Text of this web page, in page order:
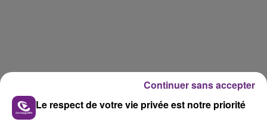
Le respect de votre vie privée est notre priorité
Continuer sans accepter